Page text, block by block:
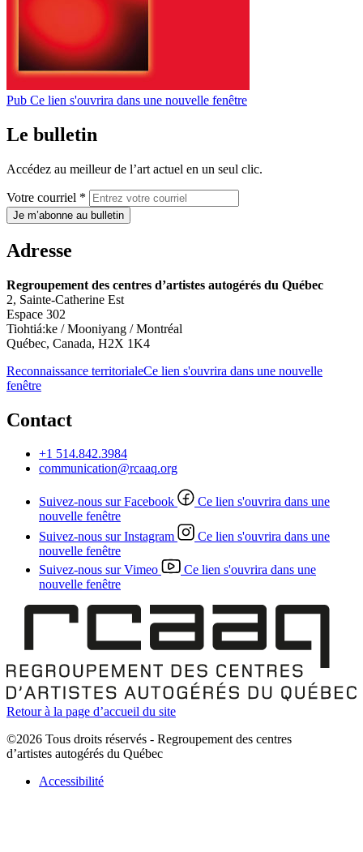
Pub Ce lien s'ouvrira dans une nouvelle fenêtre
Le bulletin
Accédez au meilleur de l’art actuel en un seul clic.
Votre courriel *
Je m’abonne au bulletin
Adresse
Regroupement des centres d’artistes autogérés du Québec
2, Sainte-Catherine Est
Espace 302
Tiohtiá:ke / Mooniyang / Montréal
Québec, Canada, H2X 1K4
Reconnaissance territorialeCe lien s'ouvrira dans une nouvelle
fenêtre
Contact
+1 514.842.3984
communication@rcaaq.org
Suivez-nous sur Facebook
Ce lien s'ouvrira dans une
nouvelle fenêtre
Suivez-nous sur Instagram
Ce lien s'ouvrira dans une
nouvelle fenêtre
Suivez-nous sur Vimeo
Ce lien s'ouvrira dans une
nouvelle fenêtre
Retour à la page d’accueil du site
©2026 Tous droits réservés - Regroupement des centres
d’artistes autogérés du Québec
Accessibilité